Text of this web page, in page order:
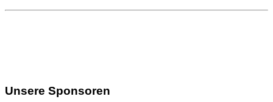
Unsere Sponsoren